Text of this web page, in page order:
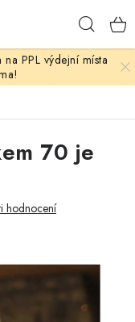
na PPL výdejní místa
70 je
hodnocení